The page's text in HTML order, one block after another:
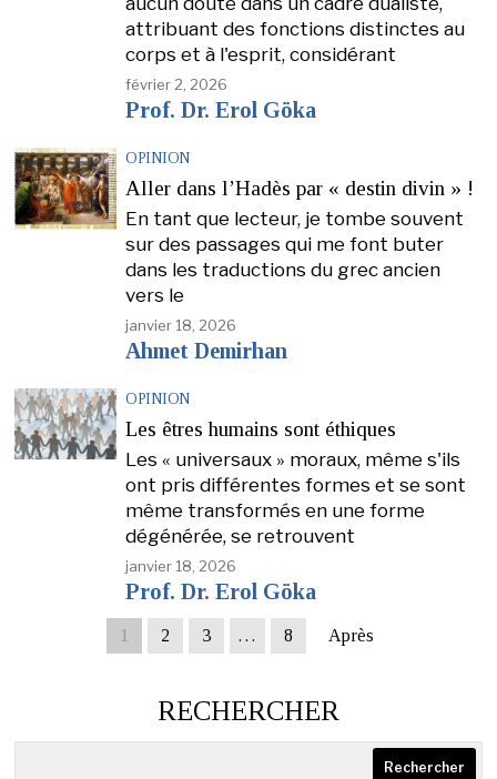
attribuant des fonctions distinctes au
corps et à l'esprit, considérant
février 2, 2026
Prof. Dr. Erol Göka
OPINION
Aller dans l’Hadès par « destin divin » !
En tant que lecteur, je tombe souvent
sur des passages qui me font buter
dans les traductions du grec ancien
vers le
janvier 18, 2026
Ahmet Demirhan
OPINION
Les êtres humains sont éthiques
Les « universaux » moraux, même s'ils
ont pris différentes formes et se sont
même transformés en une forme
dégénérée, se retrouvent
janvier 18, 2026
Prof. Dr. Erol Göka
1 2 3 … 8 Après
RECHERCHER
Rechercher